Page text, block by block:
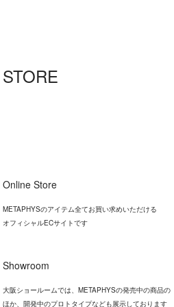
STORE
Online Store
METAPHYSのアイテム全てお買い求めいただける
オフィシャルECサイトです
Showroom
大阪ショールームでは、METAPHYSの発売中の商品の
ほか、開発中のプロトタイプなども展示しております